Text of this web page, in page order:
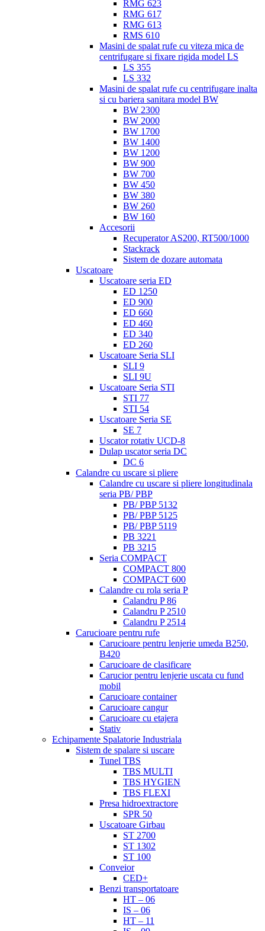
RMG 623
RMG 617
RMG 613
RMS 610
Masini de spalat rufe cu viteza mica de
centrifugare si fixare rigida model LS
LS 355
LS 332
Masini de spalat rufe cu centrifugare inalta
si cu bariera sanitara model BW
BW 2300
BW 2000
BW 1700
BW 1400
BW 1200
BW 900
BW 700
BW 450
BW 380
BW 260
BW 160
Accesorii
Recuperator AS200, RT500/1000
Stackrack
Sistem de dozare automata
Uscatoare
Uscatoare seria ED
ED 1250
ED 900
ED 660
ED 460
ED 340
ED 260
Uscatoare Seria SLI
SLI 9
SLI 9U
Uscatoare Seria STI
STI 77
STI 54
Uscatoare Seria SE
SE 7
Uscator rotativ UCD-8
Dulap uscator seria DC
DC 6
Calandre cu uscare si pliere
Calandre cu uscare si pliere longitudinala
seria PB/ PBP
PB/ PBP 5132
PB/ PBP 5125
PB/ PBP 5119
PB 3221
PB 3215
Seria COMPACT
COMPACT 800
COMPACT 600
Calandre cu rola seria P
Calandru P 86
Calandru P 2510
Calandru P 2514
Carucioare pentru rufe
Carucioare pentru lenjerie umeda B250,
B420
Carucioare de clasificare
Carucior pentru lenjerie uscata cu fund
mobil
Carucioare container
Carucioare cangur
Carucioare cu etajera
Stativ
Echipamente Spalatorie Industriala
Sistem de spalare si uscare
Tunel TBS
TBS MULTI
TBS HYGIEN
TBS FLEXI
Presa hidroextractore
SPR 50
Uscatoare Girbau
ST 2700
ST 1302
ST 100
Conveior
CED+
Benzi transportatoare
HT – 06
IS – 06
HT – 11